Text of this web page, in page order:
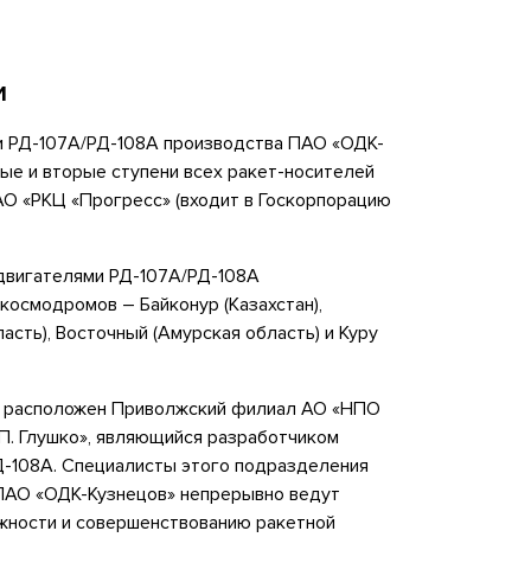
РД-107А/РД-108А производства ПАО «ОДК-
и вторые ступени всех ракет-носителей
«РКЦ «Прогресс» (входит в Госкорпорацию
РД-107А/РД-108А
– Байконур (Казахстан),
Восточный (Амурская область) и Куру
расположен Приволжский филиал АО «НПО
Глушко», являющийся разработчиком
Специалисты этого подразделения
«ОДК-Кузнецов» непрерывно ведут
и совершенствованию ракетной